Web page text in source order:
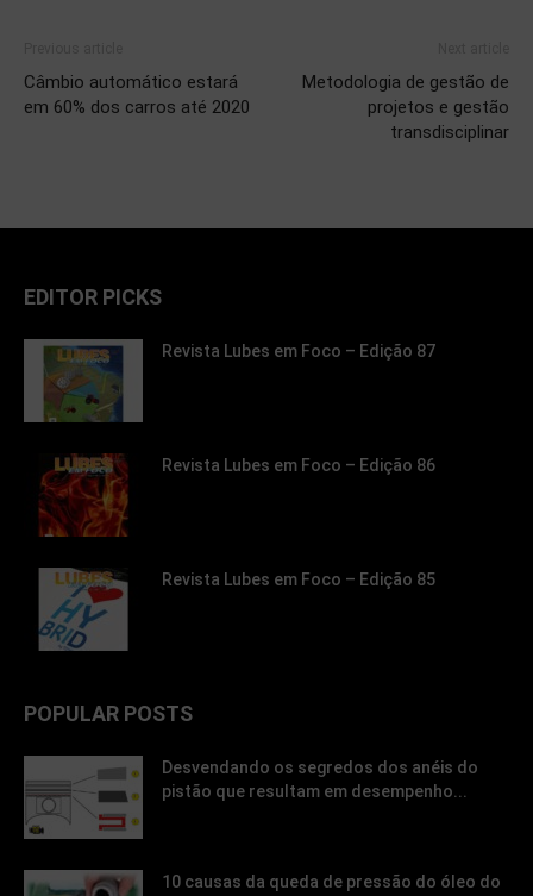
Câmbio automático estará
em 60% dos carros até 2020
Metodologia de gestão de
projetos e gestão
transdisciplinar
EDITOR PICKS
Revista Lubes em Foco – Edição 87
Revista Lubes em Foco – Edição 86
Revista Lubes em Foco – Edição 85
POPULAR POSTS
Desvendando os segredos dos anéis do
pistão que resultam em desempenho...
10 causas da queda de pressão do óleo do